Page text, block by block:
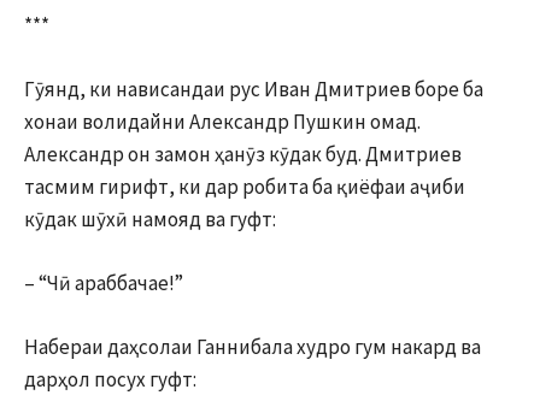
***
Гӯянд, ки нависандаи рус Иван Дмитриев боре ба
хонаи волидайни Александр Пушкин омад.
Александр он замон ҳанӯз кӯдак буд. Дмитриев
тасмим гирифт, ки дар робита ба қиёфаи аҷиби
кӯдак шӯхӣ намояд ва гуфт:
– “Чӣ араббачае!”
Набераи даҳсолаи Ганнибала худро гум накард ва
дарҳол посух гуфт: